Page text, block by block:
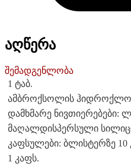
აღწერა
შემადგენლობა
1 ტაბ.
ამბროქსოლის
დამხმარე ნივთიერებები:
მაღალდისპერსული
კაფსულები: ბლისტერზე
1 კაფს.